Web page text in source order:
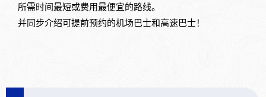
所需时间最短或费用最便宜的路线。
并同步介绍可提前预约的机场巴士和高速巴士！